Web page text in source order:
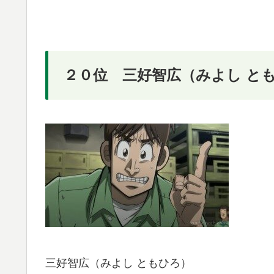
２０位 三好智広（みよし と
三好智広（みよし ともひろ）